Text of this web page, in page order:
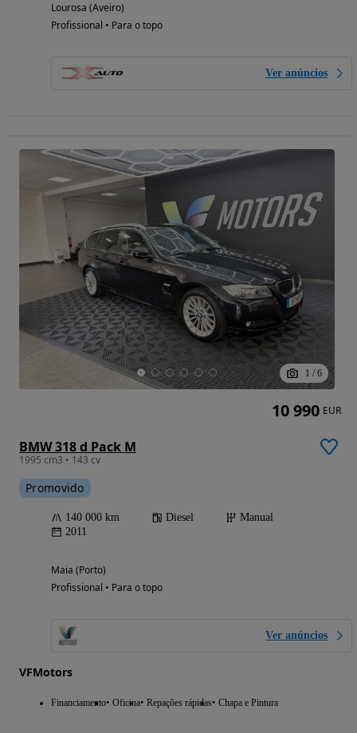
Lourosa (Aveiro)
Profissional • Para o topo
Ver anúncios
1 / 6
BMW 318 d Pack M
1995 cm3 • 143 cv
Promovido
140 000 km Diesel
Manual
2011
Maia (Porto)
Profissional • Para o topo
Ver anúncios
VFMotors
Financiamento Oficina Repações rápidas Chapa e Pintura
10 990 EUR